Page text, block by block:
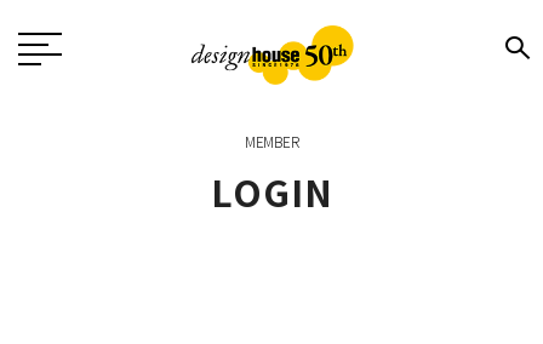
MEMBER
LOGIN